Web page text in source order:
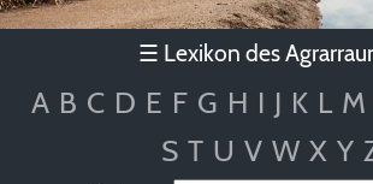
☰ Lexikon des
A B C D E F G H I J K L M
S T U V W X Y